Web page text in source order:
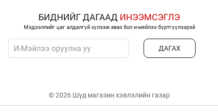
БИДНИЙГ ДАГААД ИНЭЭМСЭГЛЭ
Мэдээллийг цаг алдалгүй хүлээж авах бол и-мейлээ бүртгүүлээрэй
ДАГАХ
© 2026 Шүд магазин хэвлэлийн газар